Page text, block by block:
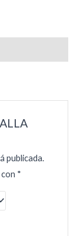
publicada.
*